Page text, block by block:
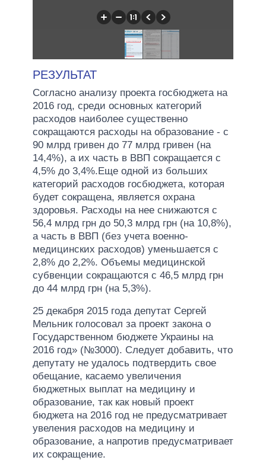
РЕЗУЛЬТАТ
Согласно анализу проекта госбюджета на
2016 год, среди основных категорий
расходов наиболее существенно
сокращаются расходы на образование - с
90 млрд гривен до 77 млрд гривен (на
14,4%), а их часть в ВВП сокращается с
4,5% до 3,4%.Еще одной из больших
категорий расходов госбюджета, которая
будет сокращена, является охрана
здоровья. Расходы на нее снижаются с
56,4 млрд грн до 50,3 млрд грн (на 10,8%),
а часть в ВВП (без учета военно-
медицинских расходов) уменьшается с
2,8% до 2,2%. Объемы медицинской
субвенции сокращаются с 46,5 млрд грн
до 44 млрд грн (на 5,3%).
25 декабря 2015 года депутат Сергей
Мельник голосовал за проект закона о
Государственном бюджете Украины на
2016 год» (№3000). Следует добавить, что
депутату не удалось подтвердить свое
обещание, касаемо увеличения
бюджетных выплат на медицину и
образование, так как новый проект
бюджета на 2016 год не предусматривает
увеления расходов на медицину и
образование, а напротив предусматривает
их сокращение.